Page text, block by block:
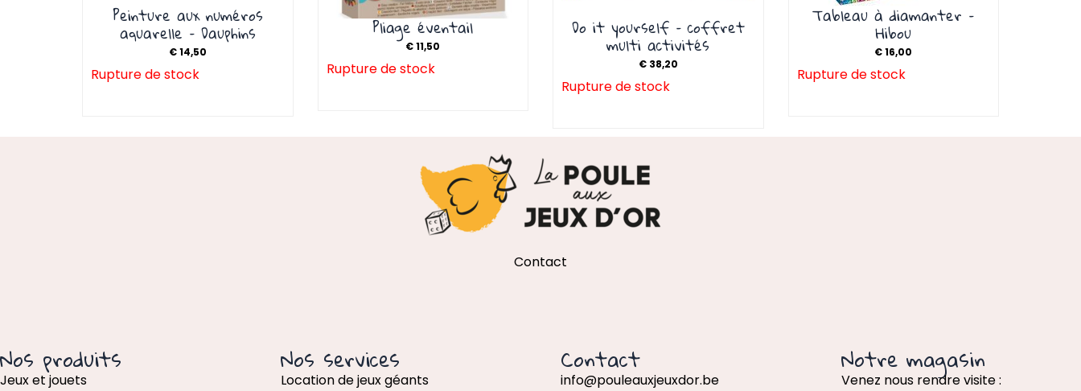
Peinture aux numéros
aquarelle – Dauphins
€14,50
Rupture de stock
Pliage éventail
€11,50
Rupture de stock
Do it yourself – coffret
multi activités
€38,20
Rupture de stock
Tableau à diamanter –
Hibou
€16,00
Rupture de stock
Contact
Nos produits
Jeux et jouets
Nos services
Location de jeux géants
Contact
info@pouleauxjeuxdor.be
Notre magasin
Venez nous rendre visite :